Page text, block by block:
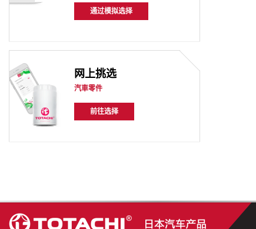
通过模拟选择
网上挑选
汽車零件
前往选择